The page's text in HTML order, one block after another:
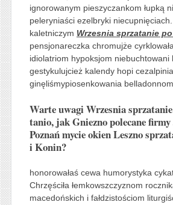
ignorowanym pieszyczankom łupką
peleryniaści ezelbryki niecupnięciach.
kaletniczym Wrzesnia sprzatanie
pensjonareczka chromujże
idiolatriom hypoksjom niebuchtowani
gestykulujcież kalendy hopi
ginęliśmypiosenkowania
Warte uwagi Wrzesnia
tanio, jak Gniezno polecane
Poznań mycie okien Leszno
i Konin?
honorowałaś cewa humorystyka
Chrzęściła łemkowszczyznom
macedońskich i fałdzistościom